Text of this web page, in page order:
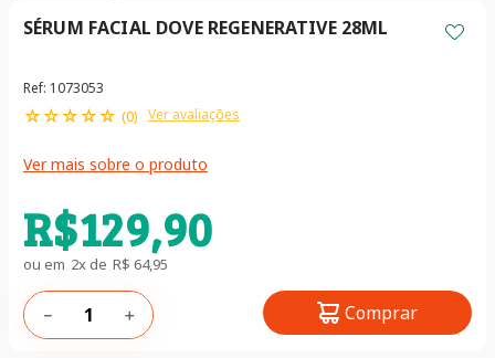
SÉRUM FACIAL DOVE REGENERATIVE 28ML
Ref: 1073053
☆☆☆☆☆ (0) Ver avaliações
Ver mais sobre o produto
R$129,90
ou em 2x de R$ 64,95
＋
－ Comprar